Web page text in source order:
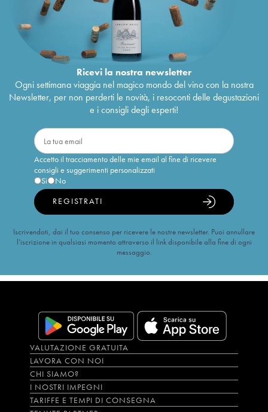
Ricevi la nostra newsletter
Ogni settimana viaggia nel magico mondo del vino con la nostra
Newsletter, per non perderti le novità, i resoconti delle degustazioni
e i consigli degli esperti!
Accetto il tracciamento delle mie email al fine di ricevere
consigli e suggerimenti personalizzati
Sì
No
REGISTRATI
Iscrivendoti, dai il tuo consenso per ricevere le nostre newsletter. Puoi annullare
l’iscrizione in qualsiasi momento attraverso il link disponibile alla fine di ogni
messaggio.
VALUTAZIONE GRATUITA
LAVORA CON NOI
CHI SIAMO?
I NOSTRI IMPEGNI
TARIFFE E TEMPI DI CONSEGNA